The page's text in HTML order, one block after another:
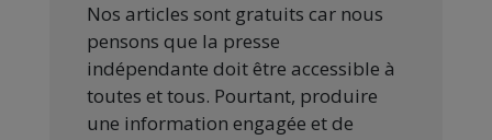
Nos articles sont gratuits car nous
pensons que la presse
indépendante doit être accessible à
toutes et tous. Pourtant, produire
une information engagée et de